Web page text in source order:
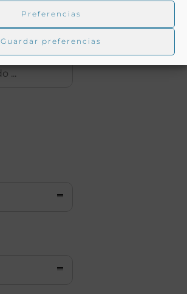
Preferencias
Guardar preferencias